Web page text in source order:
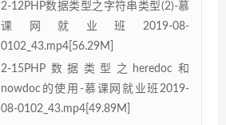
2-12PHP数据类型之字符串类型(2)-慕
课网就业班2019-08-
0102_43.mp4[56.29M]
2-15PHP数据类型之heredoc和
nowdoc的使用-慕课网就业班2019-
08-0102_43.mp4[49.89M]